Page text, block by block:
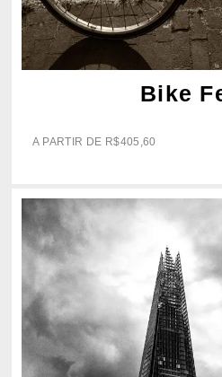
Bike
A PARTIR DE R$405,60